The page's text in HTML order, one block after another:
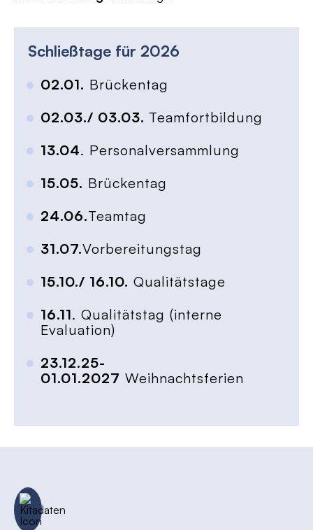
Schließtage für 2026
02.01. Brückentag
02.03./ 03.03. Teamfortbildung
13.04. Personalversammlung
15.05. Brückentag
24.06.Teamtag
31.07.Vorbereitungstag
15.10./ 16.10. Qualitätstage
16.11. Qualitätstag (interne
Evaluation)
23.12.25-
01.01.2027 Weihnachtsferien